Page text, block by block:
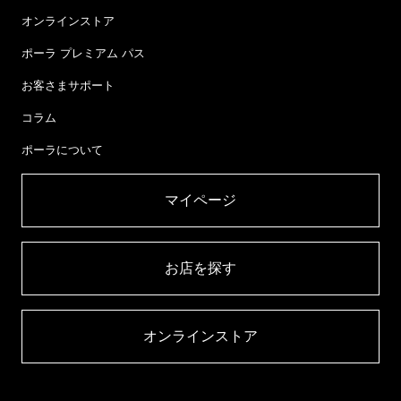
オンラインストア
ポーラ プレミアム パス
お客さまサポート
コラム
ポーラについて
マイページ​
お店を探す​
オンラインストア​